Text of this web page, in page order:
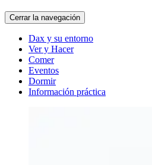
Cerrar la navegación
Dax y su entorno
Ver y Hacer
Comer
Eventos
Dormir
Información práctica